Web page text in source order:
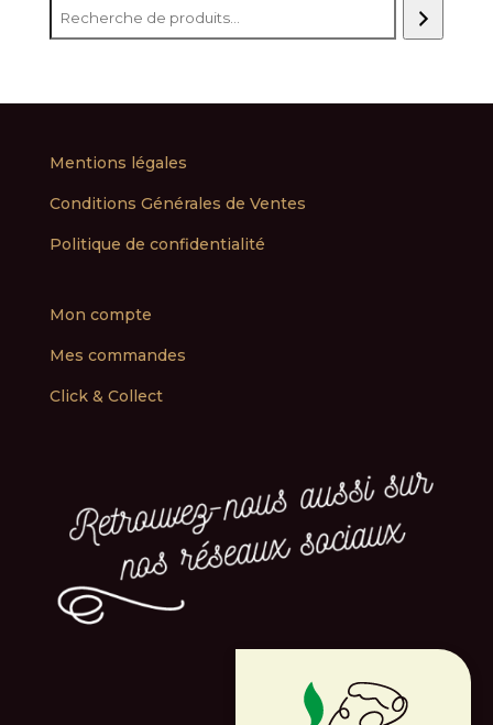
Mentions légales
Conditions Générales de Ventes
Politique de confidentialité
Mon compte
Mes commandes
Click & Collect